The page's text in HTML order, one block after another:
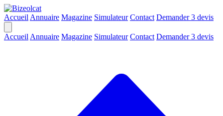
Accueil Annuaire Magazine Simulateur Contact Demander 3 devis
Accueil Annuaire Magazine Simulateur Contact Demander 3 devis